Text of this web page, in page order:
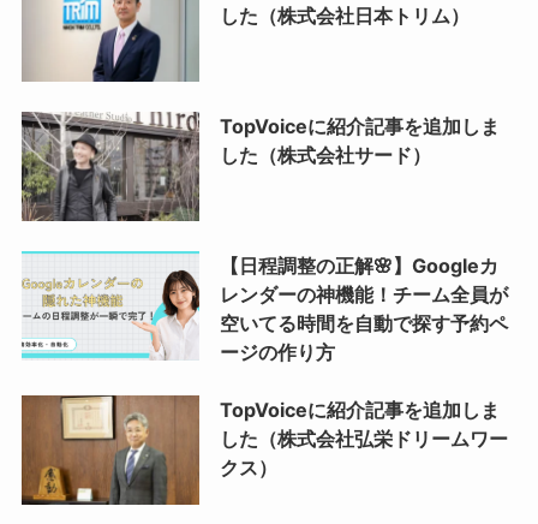
した（株式会社日本トリム）
TopVoiceに紹介記事を追加しま
した（株式会社サード）
【日程調整の正解🌸】Googleカ
レンダーの神機能！チーム全員が
空いてる時間を自動で探す予約ペ
ージの作り方
TopVoiceに紹介記事を追加しま
した（株式会社弘栄ドリームワー
クス）